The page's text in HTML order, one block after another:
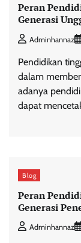
Peran
Generasi
Adminhannaz
Pendidikan
dalam
adanya
dapat
Blog
Peran
Generasi
Adminhannaz